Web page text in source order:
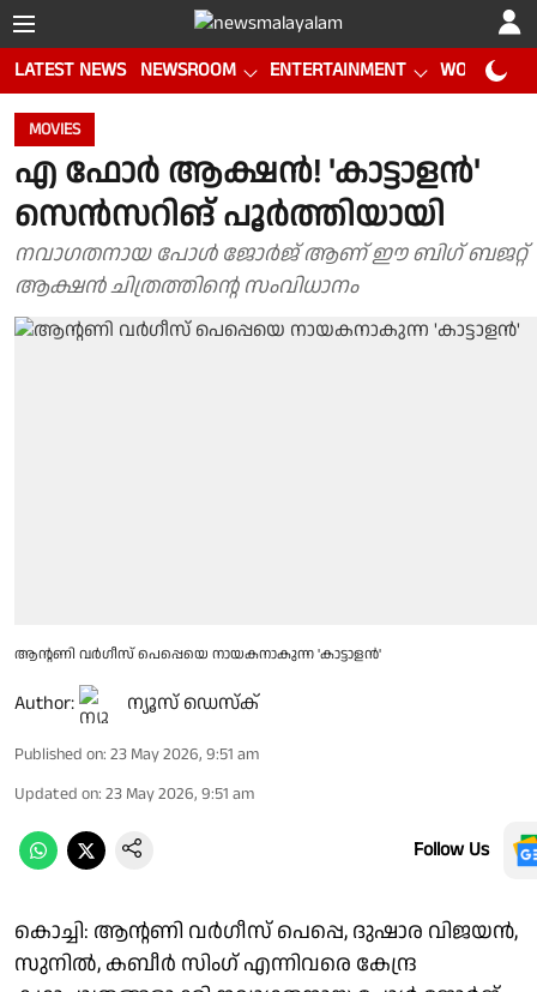
LATEST NEWS NEWSROOM ENTERTAINMENT WORLD CUP
MOVIES
എ ഫോർ ആക്ഷൻ! 'കാട്ടാളൻ'
സെൻസറിങ് പൂർത്തിയായി
നവാഗതനായ പോൾ ജോർജ് ആണ് ഈ ബിഗ് ബജറ്റ്
ആക്ഷൻ ചിത്രത്തിന്റെ സംവിധാനം
ആൻ്റണി വർഗീസ് പെപ്പെയെ നായകനാകുന്ന 'കാട്ടാളന്‍'
Author: ന്യൂസ് ഡെസ്ക്
Published on: 23 May 2026, 9:51 am
Updated on: 23 May 2026, 9:51 am
Follow Us
കൊച്ചി: ആന്റണി വർഗീസ് പെപ്പെ, ദുഷാര വിജയൻ,
സുനിൽ, കബീർ സിംഗ് എന്നിവരെ കേന്ദ്ര